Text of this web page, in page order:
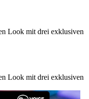
Look mit drei exklusiven
Look mit drei exklusiven